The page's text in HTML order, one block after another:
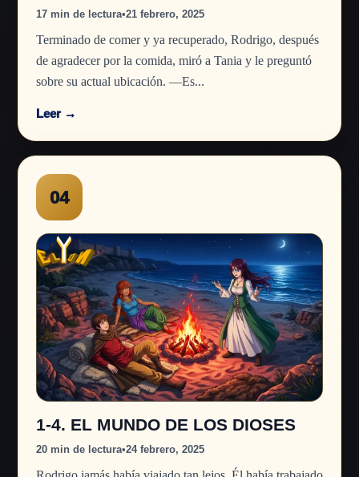
17 min de lectura•21 febrero, 2025
Terminado de comer y ya recuperado, Rodrigo, después
de agradecer por la comida, miró a Tania y le preguntó
sobre su actual ubicación. —Es...
Leer →
04
1-4. EL MUNDO DE LOS DIOSES
20 min de lectura•24 febrero, 2025